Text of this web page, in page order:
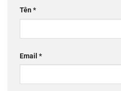
Tên*
Email *